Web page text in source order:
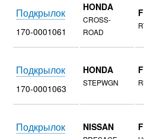
Подкрылок
170-0001061
HONDA
CROSS-
ROAD
Подкрылок
170-0001063
HONDA
STEPWGN
Подкрылок NISSAN